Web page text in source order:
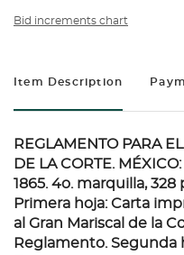
Bid increments chart
Item Description
REGLAMENTO PARA
DE LA CORTE.
1865. 4o. marquilla, 328
Primera hoja: Carta
al Gran Mariscal de la
Reglamento. Segunda